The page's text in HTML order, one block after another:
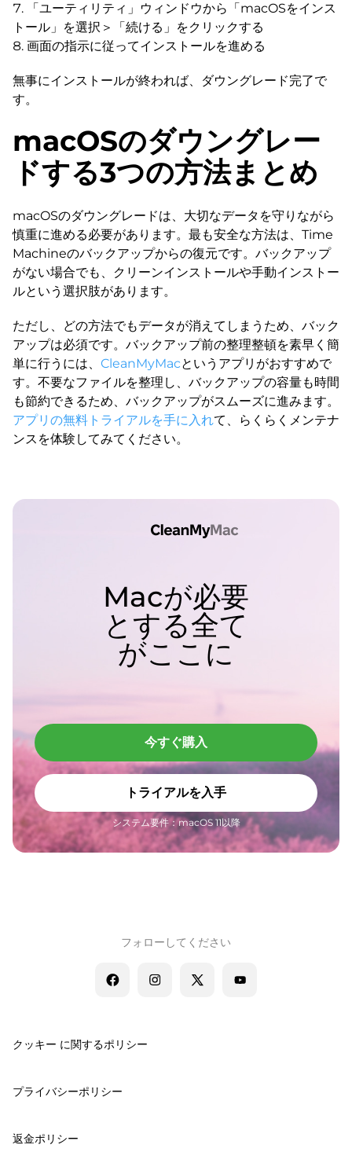
「ユーティリティ」ウィンドウから「macOSをインス
トール」を選択＞「続ける」をクリックする
画面の指示に従ってインストールを進める
無事にインストールが終われば、ダウングレード完了で
す。
macOSのダウングレー
ドする3つの方法まとめ
macOSのダウングレードは、大切なデータを守りながら
慎重に進める必要があります。最も安全な方法は、Time
Machineのバックアップからの復元です。バックアップ
がない場合でも、クリーンインストールや手動インストー
ルという選択肢があります。
ただし、どの方法でもデータが消えてしまうため、バック
アップは必須です。バックアップ前の整理整頓を素早く簡
単に行うには、 CleanMyMacというアプリがおすすめで
す。不要なファイルを整理し、バックアップの容量も時間
も節約できるため、バックアップがスムーズに進みます。
アプリの無料トライアルを手に入れて、らくらくメンテナ
ンスを体験してみてください。
Macが必要
とする全て
がここに
今すぐ購入
トライアルを入手
システム要件：macOS 11以降
クッキー に関するポリシー
プライバシーポリシー
返金ポリシー
フォローしてください